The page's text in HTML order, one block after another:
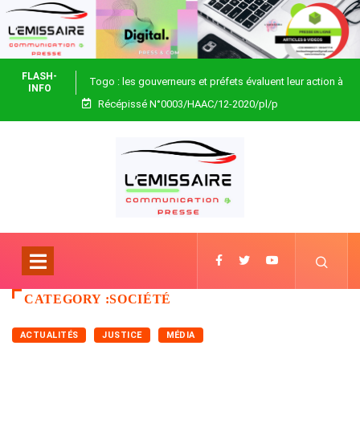
FLASH-
INFO
Togo : les gouverneurs et préfets évaluent leur action à
Blitta
Récépissé N°0003/HAAC/12-2020/pl/p
CATEGORY :SOCIÉTÉ
ACTUALITÉS JUSTICE MÉDIA